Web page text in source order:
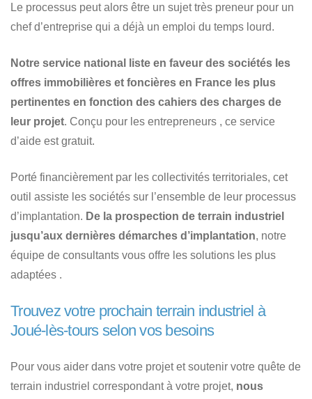
Le processus peut alors être un sujet très preneur pour un
chef d’entreprise qui a déjà un emploi du temps lourd.
Notre service national liste en faveur des sociétés les
offres immobilières et foncières en France les plus
pertinentes en fonction des cahiers des charges de
leur projet. Conçu pour les entrepreneurs , ce service
d’aide est gratuit.
Porté financièrement par les collectivités territoriales, cet
outil assiste les sociétés sur l’ensemble de leur processus
d’implantation. De la prospection de terrain industriel
jusqu’aux dernières démarches d’implantation, notre
équipe de consultants vous offre les solutions les plus
adaptées .
Trouvez votre prochain terrain industriel à
Joué-lès-tours selon vos besoins
Pour vous aider dans votre projet et soutenir votre quête de
terrain industriel correspondant à votre projet, nous